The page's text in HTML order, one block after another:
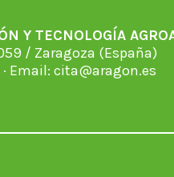
Y TECNOLOGÍA
/ Zaragoza (España)
· Email: cita@aragon.es